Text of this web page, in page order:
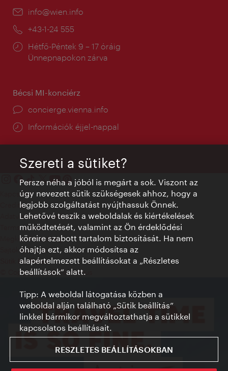
E-
info@wien.info
Telefon:
+43-1-24 555
Nyitva
tartás:
Hétfő-Péntek 9 – 17 óráig
Ünnepnapokon zárva
Bécsi MI-konciérz
concierge.vienna.info
Információk éjjel-nappal
Kapcsolat
Credits
Adatvédelmi nyilatkozat
Terms of Use
Megközelíthetőség
Sajtókapcsolat
Sütik beállítása
© Copyright WienTourismus
Szereti a sütiket?
Persze néha a jóból is megárt a sok. Viszont az
úgy nevezett sütik szükségesek ahhoz, hogy a
legjobb szolgáltatást nyújthassuk Önnek.
Lehetővé teszik a weboldalak és kiértékelések
működtetését, valamint az Ön érdeklődési
köreire szabott tartalom biztosítását. Ha nem
óhajtja ezt, akkor módosítsa az
alapértelmezett beállításokat a „Részletes
beállítások“ alatt.
Tipp: A weboldal látogatása közben a
weboldal alján található „Sütik beállítás”
linkkel bármikor megváltoztathatja a sütikkel
kapcsolatos beállításait.
RESZLETES BEÁLLÍTÁSOKBAN